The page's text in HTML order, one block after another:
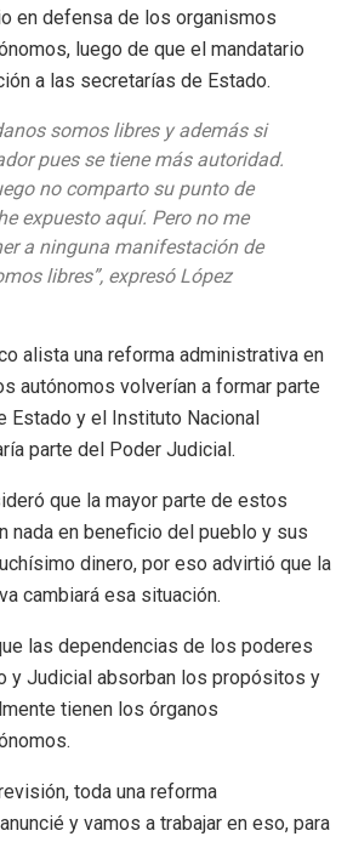
en defensa de los organismos
luego de que el mandatario
a las secretarías de Estado.
somos libres y además si
pues se tiene más autoridad.
no comparto su punto de
expuesto aquí. Pero no me
a ninguna manifestación de
libres”, expresó López
alista una reforma administrativa en
autónomos volverían a formar parte
Estado y el Instituto Nacional
parte del Poder Judicial.
que la mayor parte de estos
nada en beneficio del pueblo y sus
dinero, por eso advirtió que la
cambiará esa situación.
las dependencias de los poderes
y Judicial absorban los propósitos y
tienen los órganos
toda una reforma
y vamos a trabajar en eso, para